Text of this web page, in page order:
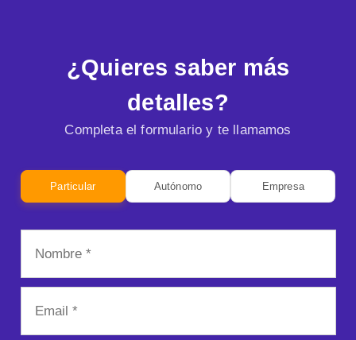
¿Quieres saber más
detalles?
Completa el formulario y te llamamos
Particular Autónomo Empresa